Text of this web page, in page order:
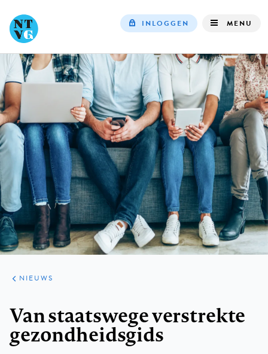
navigation
INLOGGEN MENU
ARTIKELEN
HET
KORT
NIEUWS
Van staatswege verstrekte
gezondheidsgids